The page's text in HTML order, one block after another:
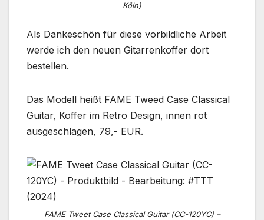
Köln)
Als Dankeschön für diese vorbildliche Arbeit
werde ich den neuen Gitarrenkoffer dort
bestellen.
Das Modell heißt FAME Tweed Case Classical
Guitar, Koffer im Retro Design, innen rot
ausgeschlagen, 79,- EUR.
FAME Tweet Case Classical Guitar (CC-120YC) –